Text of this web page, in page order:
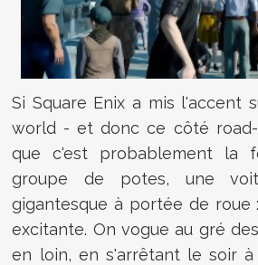
Si Square Enix a mis l'accent
world - et donc ce côté
que c'est probablement la
groupe de potes, une
gigantesque à portée de roue
excitante. On vogue au gré
en loin, en s'arrêtant le soir